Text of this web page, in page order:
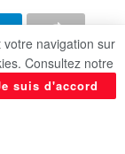
fois
navigation sur
Consultez notre
suis d'accord